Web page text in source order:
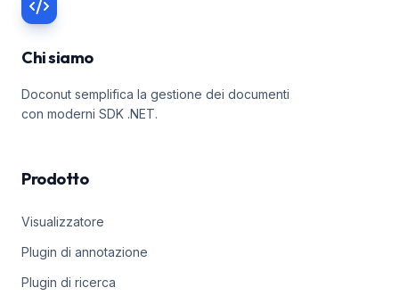
Chi siamo
Doconut semplifica la gestione dei documenti
con moderni SDK .NET.
Prodotto
Visualizzatore
Plugin di annotazione
Plugin di ricerca